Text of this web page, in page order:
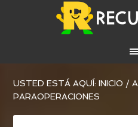
USTED ESTÁ AQUÍ:INICIO /
PARAOPERACIONES